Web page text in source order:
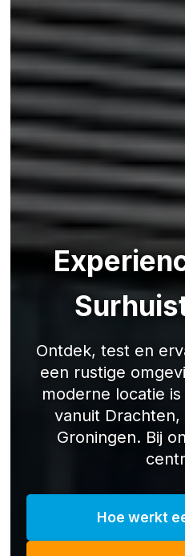
Ontdek, test en
een rustige
moderne locatie
vanuit
Groningen. Bij
Hoe werkt